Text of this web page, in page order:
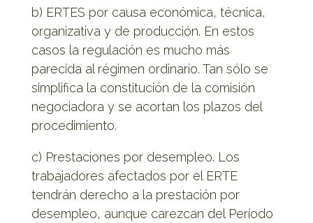
b) ERTES por causa económica, técnica,
organizativa y de producción. En estos
casos la regulación es mucho más
parecida al régimen ordinario. Tan sólo se
simplifica la constitución de la comisión
negociadora y se acortan los plazos del
procedimiento.
c) Prestaciones por desempleo. Los
trabajadores afectados por el ERTE
tendrán derecho a la prestación por
desempleo, aunque carezcan del Período